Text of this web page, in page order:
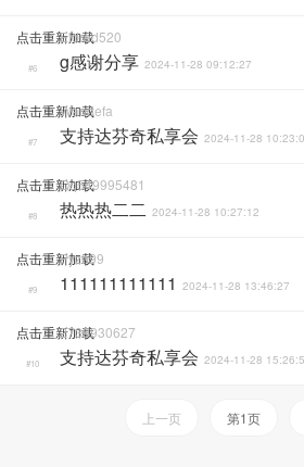
点击重新加载
Eldred520
#6 g感谢分享 2024-11-28 09:12:27
点击重新加载
Wandefa
#7 支持达芬奇私享会 2024-11-28
点击重新加载Qq549995481
#8 热热热二二 2024-11-28 10:27:12
点击重新加载
Pyzh99
#9 111111111111 2024-11-28 13:46:27
点击重新加载2739930627
#10 支持达芬奇私享会 2024-11-28
上一页 第1页